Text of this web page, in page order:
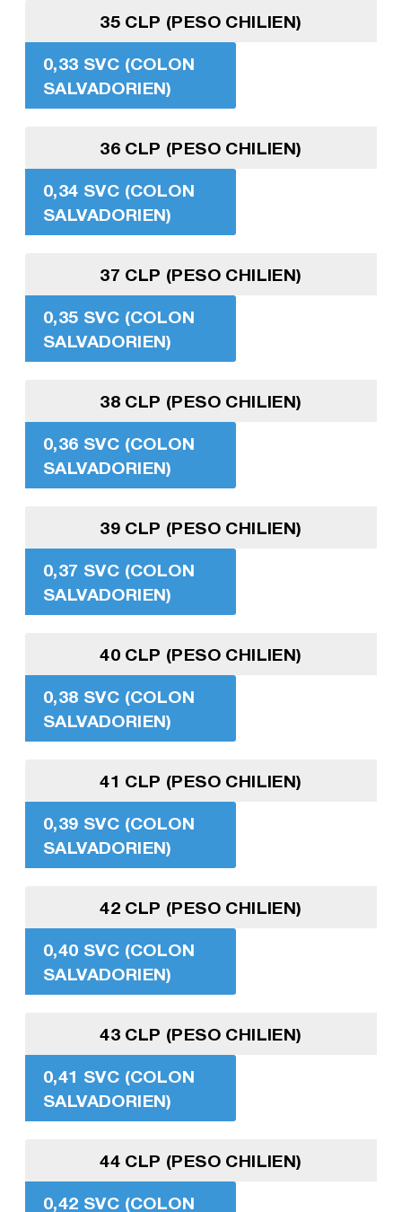
35 CLP (PESO CHILIEN)
0,33 SVC (COLON
SALVADORIEN)
36 CLP (PESO CHILIEN)
0,34 SVC (COLON
SALVADORIEN)
37 CLP (PESO CHILIEN)
0,35 SVC (COLON
SALVADORIEN)
38 CLP (PESO CHILIEN)
0,36 SVC (COLON
SALVADORIEN)
39 CLP (PESO CHILIEN)
0,37 SVC (COLON
SALVADORIEN)
40 CLP (PESO CHILIEN)
0,38 SVC (COLON
SALVADORIEN)
41 CLP (PESO CHILIEN)
0,39 SVC (COLON
SALVADORIEN)
42 CLP (PESO CHILIEN)
0,40 SVC (COLON
SALVADORIEN)
43 CLP (PESO CHILIEN)
0,41 SVC (COLON
SALVADORIEN)
44 CLP (PESO CHILIEN)
0,42 SVC (COLON